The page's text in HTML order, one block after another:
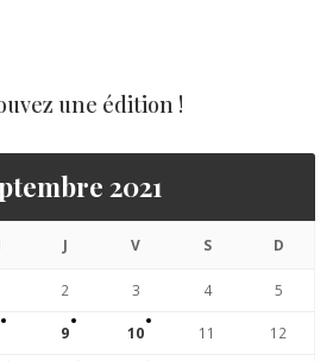
une édition !
2021
J V S D
2 3 4 5
9 10 11 12